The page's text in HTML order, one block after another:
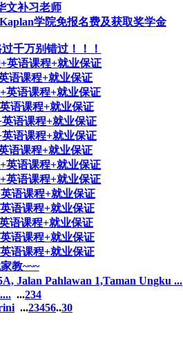
文补习老师
学院免报名费及获取奖学金
千万别错过！！！
英语课程+就业保证
语课程+就业保证
英语课程+就业保证
语课程+就业保证
语课程+就业保证
语课程+就业保证
语课程+就业保证
英语课程+就业保证
英语课程+就业保证
语课程+就业保证
语课程+就业保证
语课程+就业保证
语课程+就业保证
语课程+就业保证
教~~~
Jalan Pahlawan 1,Taman Ungku ...
...234
...23456..30